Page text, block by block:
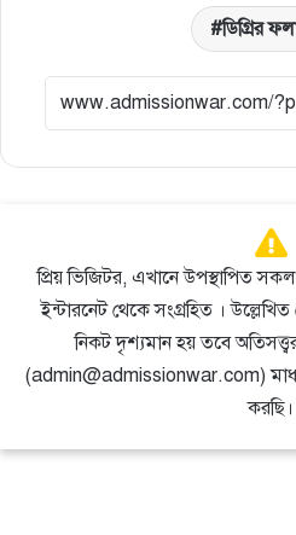
ডিগ্রির
প্রিয় ভিজিটর, এখানে উপস্থাপিত
ইন্টারনেট থেকে সংগ্রহিত ।
নিকট দৃশ্যমান হয় তবে
(admin@admissionwar.com)
করছি।